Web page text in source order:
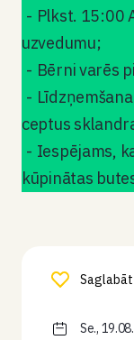
Plkst. 15:00
uzvedumu;
Bērni varēs
ceptus
Iespējams,
kūpinātas
Se.,